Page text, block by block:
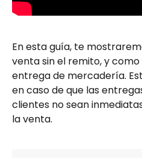
En esta guía, te
venta sin el remito, y
entrega de mercadería.
en caso de que las
clientes no sean
la venta.